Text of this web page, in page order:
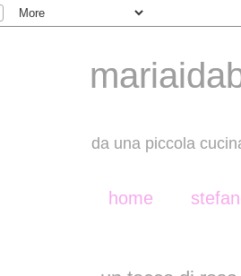
da una piccola
home